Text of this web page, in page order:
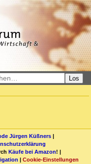
Los
Jürgen Küßners |
Käufe bei Amazon! |
| Cookie-Einstellungen